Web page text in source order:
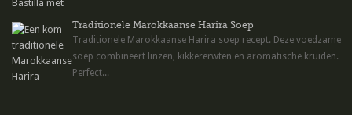
Traditionele Marokkaanse Harira Soep
Traditionele Marokkaanse Harira soep recept. Deze voedzame
soep combineert linzen, kikkererwten en aromatische kruiden.
Perfect...